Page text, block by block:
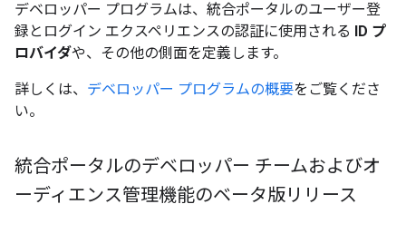
デベロッパー プログラムは、統合ポータルのユーザー登
録とログイン エクスペリエンスの認証に使用される ID プ
ロバイダや、その他の側面を定義します。
詳しくは、 デベロッパー プログラムの概要をご覧くださ
い。
統合ポータルのデベロッパー チームおよびオ
ーディエンス管理機能のベータ版リリース